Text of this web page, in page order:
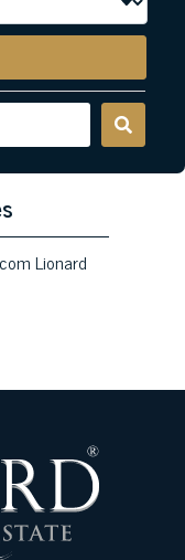
Lionard